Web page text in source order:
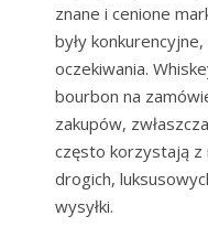
znane i cenione
były
oczekiwania.
bourbon na
zakupów,
często korzystają z
drogich,
wysyłki.